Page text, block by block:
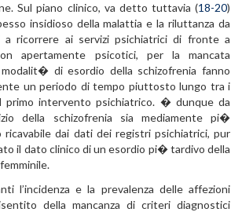
Sul piano clinico, va detto tuttavia (18-20)
insidioso della malattia e la riluttanza da
a ricorrere ai servizi psichiatrici di fronte a
apertamente psicotici, per la mancata
di esordio della schizofrenia fanno
un periodo di tempo piuttosto lungo tra i
primo intervento psichiatrico. � dunque da
della schizofrenia sia mediamente pi�
ricavabile dai dati dei registri psichiatrici, pur
il dato clinico di un esordio pi� tardivo della
l’incidenza e la prevalenza delle affezioni
della mancanza di criteri diagnostici